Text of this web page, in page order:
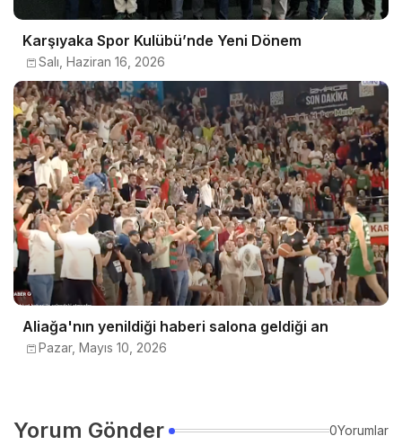
Karşıyaka Spor Kulübü’nde Yeni Dönem
Salı, Haziran 16, 2026
Aliağa'nın yenildiği haberi salona geldiği an
Pazar, Mayıs 10, 2026
Yorum Gönder 0Yorumlar